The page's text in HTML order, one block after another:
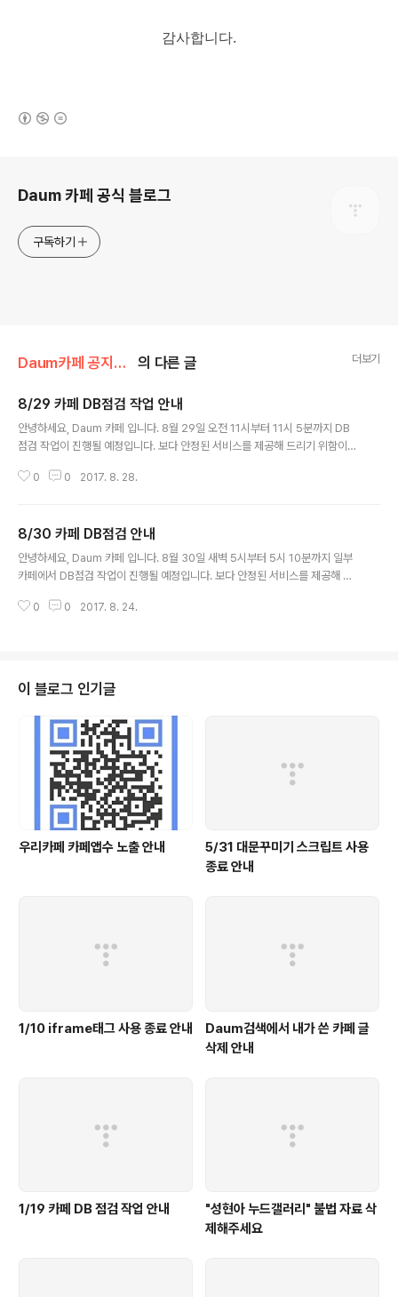
감사합니다.
Daum 카페 공식 블로그
구독하기
Daum카페 공지사항/서비스 점검 의 다른 글 더보기
8/29 카페 DB점검 작업 안내
안녕하세요, Daum 카페 입니다. 8월 29일 오전 11시부터 11시 5분까지 DB
점검 작업이 진행될 예정입니다. 보다 안정된 서비스를 제공해 드리기 위함이니
조회 불가 게시글 추천 버튼 사용 불가 &gt; 작업 일시 - 2017년..
0 0 2017. 8. 28.
8/30 카페 DB점검 안내
안녕하세요, Daum 카페 입니다. 8월 30일 새벽 5시부터 5시 10분까지 일부
카페에서 DB점검 작업이 진행될 예정입니다. 보다 안정된 서비스를 제공해 드
일부 카페 접근 불가 &gt; 작업 일시 - 2017년 8월 30일 수요일 05:..
0 0 2017. 8. 24.
이 블로그 인기글
우리카페 카페앱수 노출 안내
5/31 대문꾸미기 스크립트 사용
종료 안내
1/10 iframe태그 사용 종료 안내
Daum검색에서 내가 쓴 카페 글
삭제 안내
1/19 카페 DB 점검 작업 안내
"성현아 누드갤러리" 불법 자료 삭
제해주세요